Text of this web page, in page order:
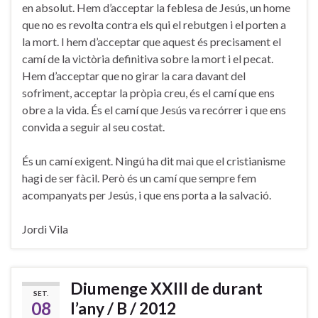
en absolut. Hem d’acceptar la feblesa de Jesús, un home
que no es revolta contra els qui el rebutgen i el porten a
la mort. I hem d’acceptar que aquest és precisament el
camí de la victòria definitiva sobre la mort i el pecat.
Hem d’acceptar que no girar la cara davant del
sofriment, acceptar la pròpia creu, és el camí que ens
obre a la vida. És el camí que Jesús va recórrer i que ens
convida a seguir al seu costat.
És un camí exigent. Ningú ha dit mai que el cristianisme
hagi de ser fàcil. Però és un camí que sempre fem
acompanyats per Jesús, i que ens porta a la salvació.
Jordi Vila
SET.
08
Diumenge XXIII de durant
l’any / B / 2012